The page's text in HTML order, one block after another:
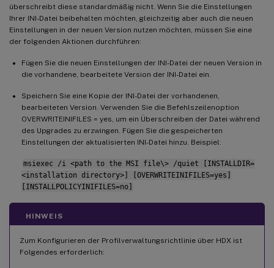
überschreibt diese standardmäßig nicht. Wenn Sie die Einstellungen
Ihrer INI-Datei beibehalten möchten, gleichzeitig aber auch die neuen
Einstellungen in der neuen Version nutzen möchten, müssen Sie eine
der folgenden Aktionen durchführen:
Fügen Sie die neuen Einstellungen der INI-Datei der neuen Version in
die vorhandene, bearbeitete Version der INI-Datei ein.
Speichern Sie eine Kopie der INI-Datei der vorhandenen,
bearbeiteten Version. Verwenden Sie die Befehlszeilenoption
OVERWRITEINIFILES = yes, um ein Überschreiben der Datei während
des Upgrades zu erzwingen. Fügen Sie die gespeicherten
Einstellungen der aktualisierten INI-Datei hinzu. Beispiel:
msiexec /i <path to the MSI file\> /quiet [INSTALLDIR=
<installation directory>] [OVERWRITEINIFILES=yes]
[INSTALLPOLICYINIFILES=no]
HINWEIS
Zum Konfigurieren der Profilverwaltungsrichtlinie über HDX ist
Folgendes erforderlich: